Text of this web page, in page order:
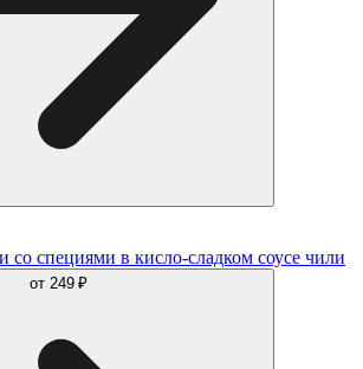
специями в кисло-сладком соусе чили
от 249 ₽